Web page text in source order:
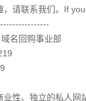
，请联系我们。If
名回购事业部
性、独立的私人网